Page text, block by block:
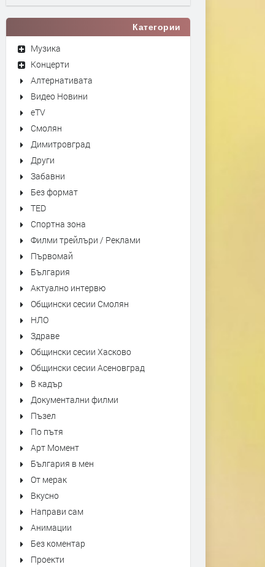
Категории
Музика
Концерти
Алтернативата
Видео Новини
eTV
Смолян
Димитровград
Други
Забавни
Без формат
TED
Спортна зона
Филми трейлъри / Реклами
Първомай
България
Актуално интервю
Общински сесии Смолян
НЛО
Здраве
Общински сесии Хасково
Общински сесии Асеновград
В кадър
Документални филми
Пъзел
По пътя
Арт Момент
България в мен
От мерак
Вкусно
Направи сам
Анимации
Без коментар
Проекти